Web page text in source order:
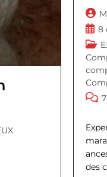
de
la
8
Post
la
des